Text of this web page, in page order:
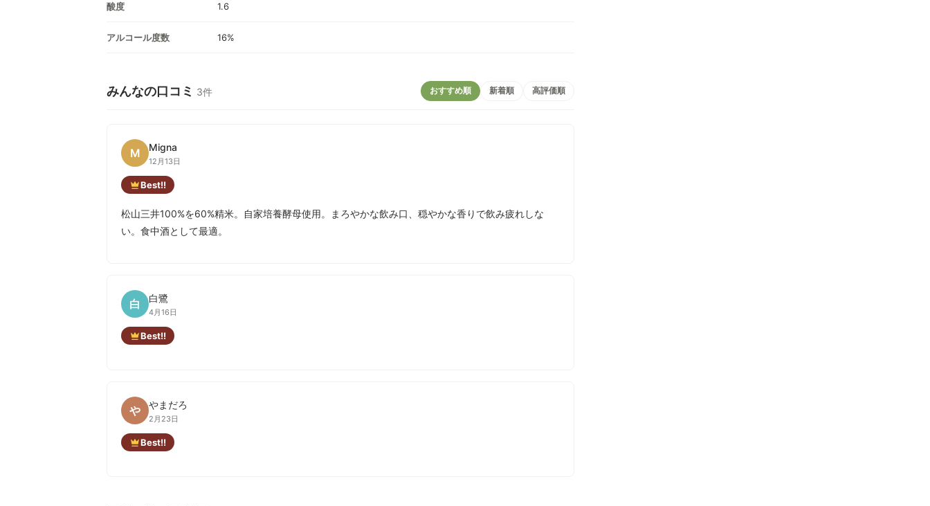
酸度 1.6
アルコール度数 16%
みんなの口コミ 3件 おすすめ順 新着順 高評価順
M Migna
12月13日
Best!!
松山三井100%を60%精米。自家培養酵母使用。まろやかな飲み口、穏やかな香りで飲み疲れしな
い。食中酒として最適。
白 白鷺
4月16日
Best!!
や やまだろ
2月23日
Best!!